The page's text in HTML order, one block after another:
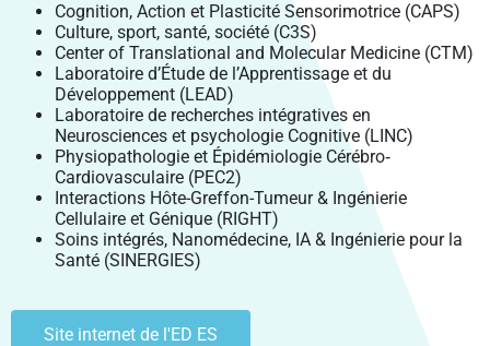
Cognition, Action et Plasticité Sensorimotrice (CAPS)
Culture, sport, santé, société (C3S)
Center of Translational and Molecular Medicine (CTM)
Laboratoire d’Étude de l’Apprentissage et du
Développement (LEAD)
Laboratoire de recherches intégratives en
Neurosciences et psychologie Cognitive (LINC)
Physiopathologie et Épidémiologie Cérébro‐
Cardiovasculaire (PEC2)
Interactions Hôte-Greffon-Tumeur & Ingénierie
Cellulaire et Génique (RIGHT)
Soins intégrés, Nanomédecine, IA & Ingénierie pour la
Santé (SINERGIES)
Site internet de l'ED ES